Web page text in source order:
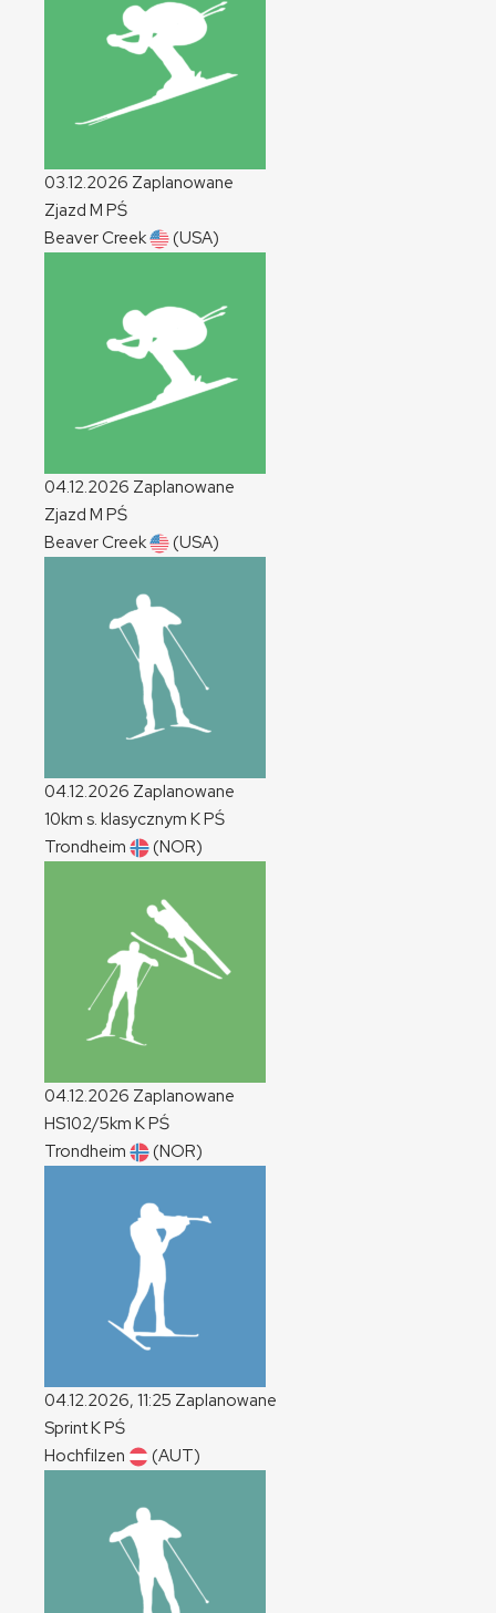
03.12.2026 Zaplanowane
Zjazd M PŚ
Beaver Creek
(USA)
04.12.2026 Zaplanowane
Zjazd M PŚ
Beaver Creek
(USA)
04.12.2026 Zaplanowane
10km s. klasycznym KPŚ
Trondheim
(NOR)
04.12.2026 Zaplanowane
HS102/5km KPŚ
Trondheim
(NOR)
04.12.2026, 11:25 Zaplanowane
SprintKPŚ
Hochfilzen
(AUT)